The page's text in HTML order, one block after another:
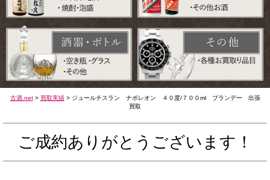
古酒.net> 買取実績> ジュールチスラン ナポレオン ４０度/７００ml ブランデー 出張
買取
ご成約ありがとうございます！